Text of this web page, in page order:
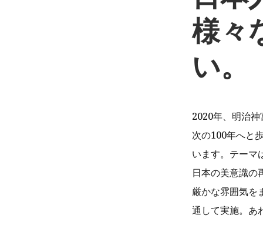
様々
い。
2020年、明治
次の100年へと
います。テーマ
日本の美意識の
厳かな雰囲気を
通して実施。あ